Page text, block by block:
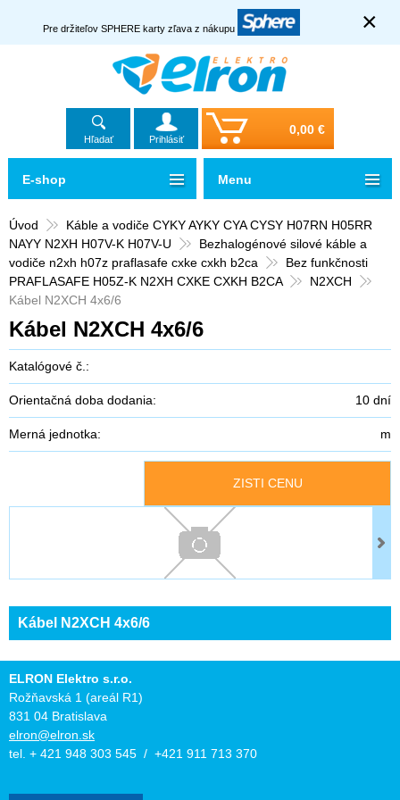
Pre držiteľov SPHERE karty zľava z nákupu ×
Hľadať Prihlásiť
0,00 €
Úvod
Káble a vodiče CYKY AYKY CYA CYSY H07RN H05RR
NAYY N2XH H07V-K H07V-U
Bezhalogénové silové káble a
vodiče n2xh h07z praflasafe cxke cxkh b2ca
Bez funkčnosti
PRAFLASAFE H05Z-K N2XH CXKE CXKH B2CA
N2XCH
Kábel N2XCH 4x6/6
Kábel N2XCH 4x6/6
Katalógové č.:
Orientačná doba dodania: 10 dní
Merná jednotka: m
ZISTI CENU
Kábel N2XCH 4x6/6
E-shop Menu
ELRON Elektro s.r.o.
Rožňavská 1 (areál R1)
831 04 Bratislava
elron@elron.sk
tel. + 421 948 303 545 / +421 911 713 370